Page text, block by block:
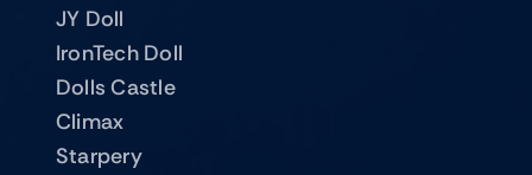
JY Doll
IronTech Doll
Dolls Castle
Climax
Starpery